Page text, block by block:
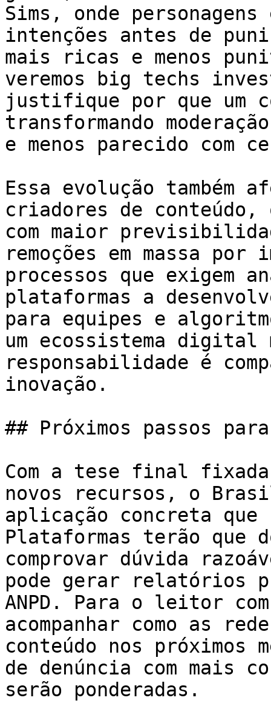
Sims, onde
intenções antes de
mais ricas e menos
veremos big techs
justifique por que um
transformando
e menos parecido com
Essa evolução também
criadores de conteúdo,
com maior
remoções em massa
processos que exigem
plataformas a
para equipes e
um ecossistema digital
responsabilidade é
inovação.
## Próximos passos
Com a tese final
novos recursos, o
aplicação concreta que
Plataformas terão que
comprovar dúvida
pode gerar relatórios
ANPD. Para o leitor
acompanhar como as
conteúdo nos
de denúncia com mais
serão ponderadas.